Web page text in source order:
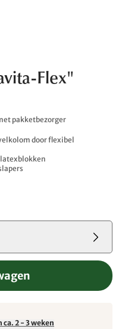
Flex"
pakketbezorger
door flexibel
2 - 3 weken